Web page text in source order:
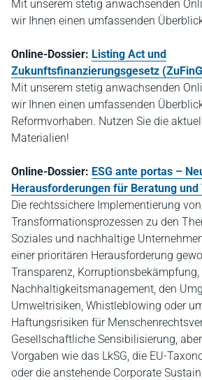
Mit unserem stetig anwachsenden
wir Ihnen einen umfassenden
Online-Dossier: Listing Act und
Zukunftsfinanzierungsgesetz
Mit unserem stetig anwachsenden
wir Ihnen einen umfassenden
Reformvorhaben. Nutzen Sie die
Materialien!
Online-Dossier: ESG ante portas –
Herausforderungen für Beratung
Die rechtssichere Implementierung von
Transformationsprozessen zu den
Soziales und nachhaltige
einer prioritären Herausforderung
Transparenz, Korruptionsbekämpfung,
Nachhaltigkeitsmanagement, den
Umweltrisiken, Whistleblowing oder
Haftungsrisiken für
Gesellschaftliche Sensibilisierung,
Vorgaben wie das LkSG, die EU-
oder die anstehende Corporate